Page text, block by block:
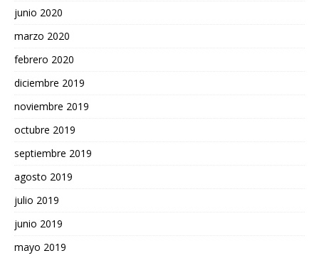
junio 2020
marzo 2020
febrero 2020
diciembre 2019
noviembre 2019
octubre 2019
septiembre 2019
agosto 2019
julio 2019
junio 2019
mayo 2019